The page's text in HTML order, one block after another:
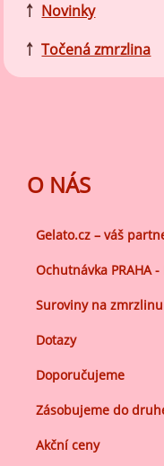
￪ Novinky
￪ Točená zmrzlina
O NÁS
Gelato.cz – váš
Ochutnávka PRAHA
Suroviny na zmrzlinu
Dotazy
Doporučujeme
Zásobujeme do
Akční ceny